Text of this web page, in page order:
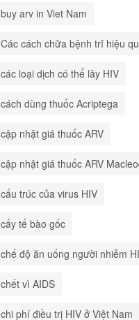
buy arv in Viet Nam
Các cách chữa bệnh trĩ hiệu
các loại dịch có thể lây HIV
cách dùng thuốc Acriptega
cập nhật giá thuốc ARV
cập nhật giá thuốc ARV
cấu trúc của virus HIV
cấy tế bào gốc
chế độ ăn uống người nhiễm
chết vì AIDS
chi phí điều trị HIV ở Việt Nam